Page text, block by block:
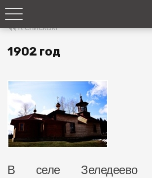
К спискам
1902 год
В селе Зеледеево